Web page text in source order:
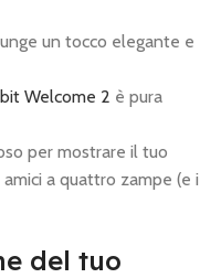
un tocco elegante e
Welcome 2 è pura
per mostrare il tuo
a quattro zampe (e i
del tuo